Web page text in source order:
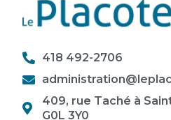
418 492-2706
409, rue Taché à
G0L 3Y0